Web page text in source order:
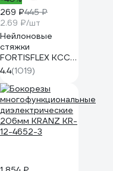
269 ₽445 ₽
2.69 ₽/шт
Нейлоновые
стяжки
FORTISFLEX КСС
5х300 черный
100 штук 49417
4.4(1019)